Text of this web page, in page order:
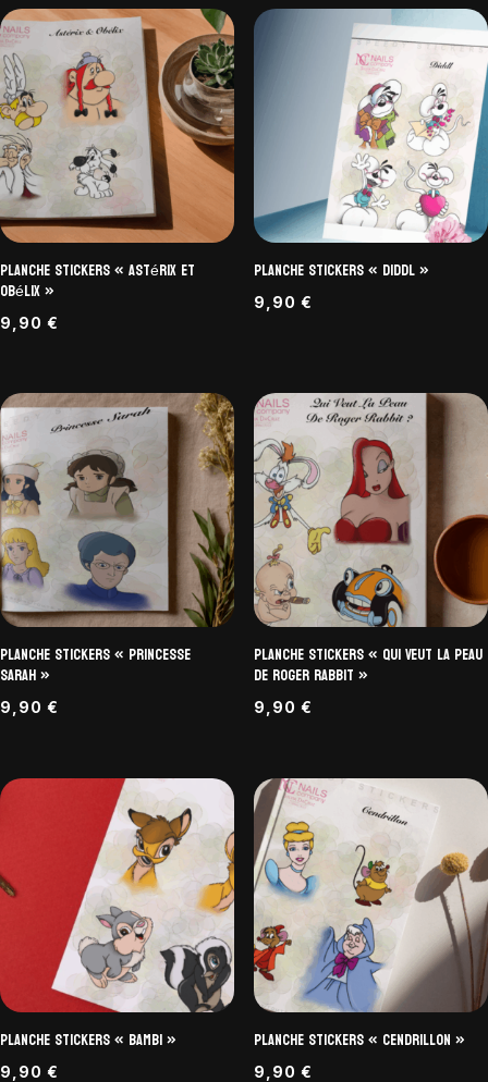
Planche Stickers « Astérix et
Obélix »
9,90 €
Planche Stickers « Diddl »
9,90 €
Planche Stickers « Princesse
Sarah »
9,90 €
Planche Stickers « Qui Veut la peau
de Roger Rabbit »
9,90 €
Planche Stickers « Bambi »
9,90 €
Planche Stickers « Cendrillon »
9,90 €